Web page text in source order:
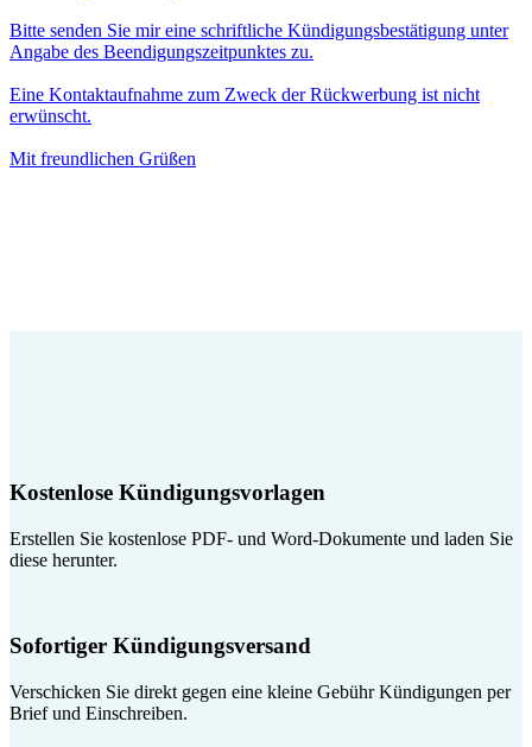
Bitte senden Sie mir eine schriftliche Kündigungsbestätigung unter
Angabe des Beendigungszeitpunktes zu.
Eine Kontaktaufnahme zum Zweck der Rückwerbung ist nicht
erwünscht.
Mit freundlichen Grüßen
Kostenlose Kündigungsvorlagen
Erstellen Sie kostenlose PDF- und Word-Dokumente und laden Sie
diese herunter.
Sofortiger Kündigungsversand
Verschicken Sie direkt gegen eine kleine Gebühr Kündigungen per
Brief und Einschreiben.